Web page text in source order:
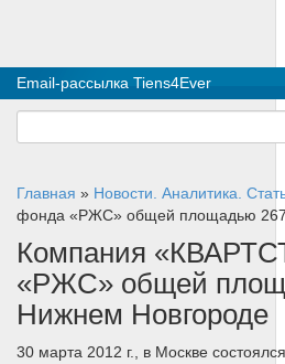
Email-рассылка Tiens4Ever
Главная » Новости. Аналитика.
фонда «РЖС» общей площадью 267
Компания
«РЖС» общей
Нижнем Новгороде
30 марта 2012 г., в Москве